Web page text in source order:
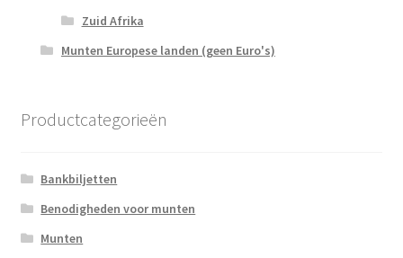
Zuid Afrika
Munten Europese landen (geen Euro's)
Productcategorieën
Bankbiljetten
Benodigheden voor munten
Munten